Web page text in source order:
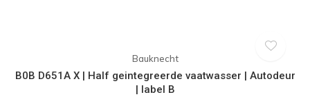
Bauknecht
B0B D651A X | Half geintegreerde vaatwasser | Autodeur
| label B